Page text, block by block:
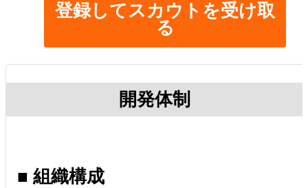
登録してスカウトを受け取
る
開発体制
■ 組織構成